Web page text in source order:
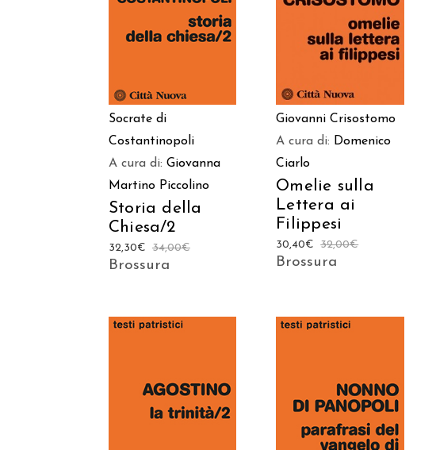
CARRELLO
Socrate di
Costantinopoli
A cura di: Giovanna
Martino Piccolino
Storia della
Chiesa/2
34,00€
32,30€
Brossura
CARRELLO
Giovanni Crisostomo
A cura di: Domenico
Ciarlo
Omelie sulla
Lettera ai
Filippesi
32,00€
30,40€
Brossura
AGGIUNGI AL
CARRELLO